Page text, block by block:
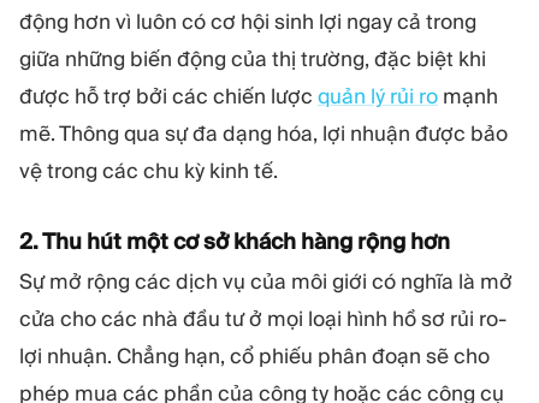
động hơn vì luôn có cơ hội sinh lợi ngay cả trong
giữa những biến động của thị trường, đặc biệt khi
được hỗ trợ bởi các chiến lược quản lý rủi ro mạnh
mẽ. Thông qua sự đa dạng hóa, lợi nhuận được bảo
vệ trong các chu kỳ kinh tế.
2. Thu hút một cơ sở khách hàng rộng hơn
Sự mở rộng các dịch vụ của môi giới có nghĩa là mở
cửa cho các nhà đầu tư ở mọi loại hình hồ sơ rủi ro-
lợi nhuận. Chẳng hạn, cổ phiếu phân đoạn sẽ cho
phép mua các phần của công ty hoặc các công cụ